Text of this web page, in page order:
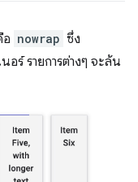
อ nowrap ซึ่ง
ร์ รายการต่างๆ จะล้น